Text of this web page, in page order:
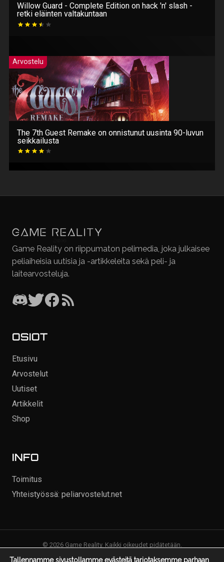
Willow Guard - Complete Edition on hack 'n' slash -
retki eläinten valtakuntaan
Arvostelu
The 7th Guest Remake on onnistunut uusinta 90-luvun
seikkailusta
Tallennamme sivustollamme evästeitä tarjotaksemme parhaan
Game Reality on riippumaton pelimedia, joka julkaisee
peliaiheisia uutisia ja -artikkeleita sekä peli- ja
laitearvosteluja.
OSIOT
Etusivu
Arvostelut
Uutiset
Artikkelit
Shop
INFO
Toimitus
Yhteistyössä: peliarvostelut.net
© 2026 Game Reality. Kaikki oikeudet pidätetään.